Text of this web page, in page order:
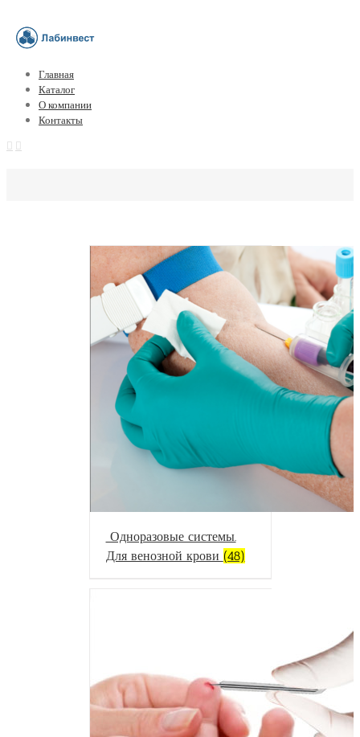
Главная
Каталог
О компании
Контакты
Одноразовые системы.
Для венозной крови (48)